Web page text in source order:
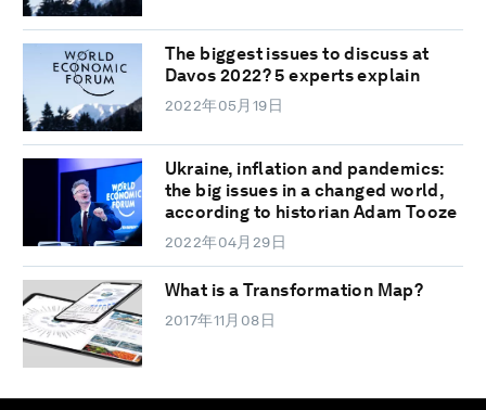
The biggest issues to discuss at
Davos 2022? 5 experts explain
2022年05月19日
Ukraine, inflation and pandemics:
the big issues in a changed world,
according to historian Adam Tooze
2022年04月29日
What is a Transformation Map?
2017年11月08日